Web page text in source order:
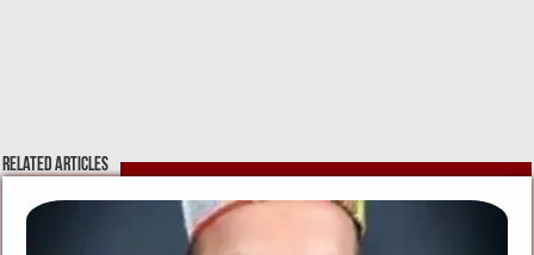
Related Articles